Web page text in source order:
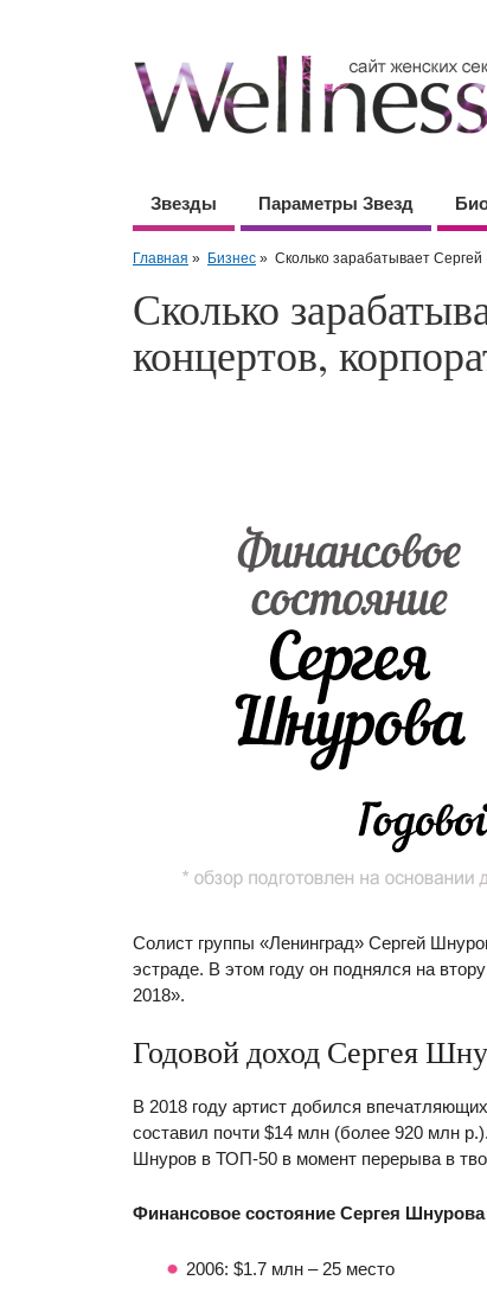
Звезды Параметры Звезд
Главная » Бизнес » Сколько зарабатывает
Сколько
концертов,
Солист группы «Ленинград» Сергей
эстраде. В этом году он поднялся на
2018».
Годовой доход Сергея
В 2018 году артист добился
составил почти $14 млн (более 920 млн
Шнуров в ТОП-50 в момент перерыва в
Финансовое состояние Сергея
2006: $1.7 млн – 25 место